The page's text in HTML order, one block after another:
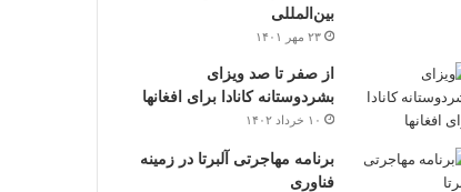
بین‌المللی
۲۳ مهر ۱۴۰۱
از صفر تا صد ویزای
بشردوستانه کانادا برای افغانها
۱۰ خرداد ۱۴۰۲
برنامه مهاجرتی آلبرتا در زمینه
فناوری